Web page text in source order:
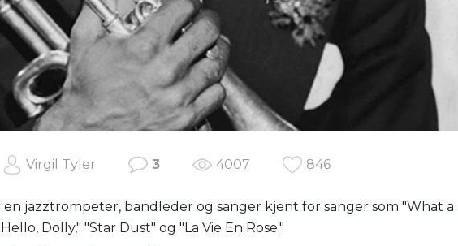
Virgil Tyler 3 4007 846
en jazztrompeter, bandleder og sanger kjent for sanger som "What a
Dolly," "Star Dust" og "La Vie En Rose."